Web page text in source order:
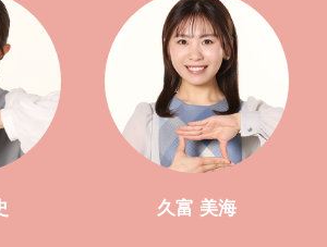
久富 美海